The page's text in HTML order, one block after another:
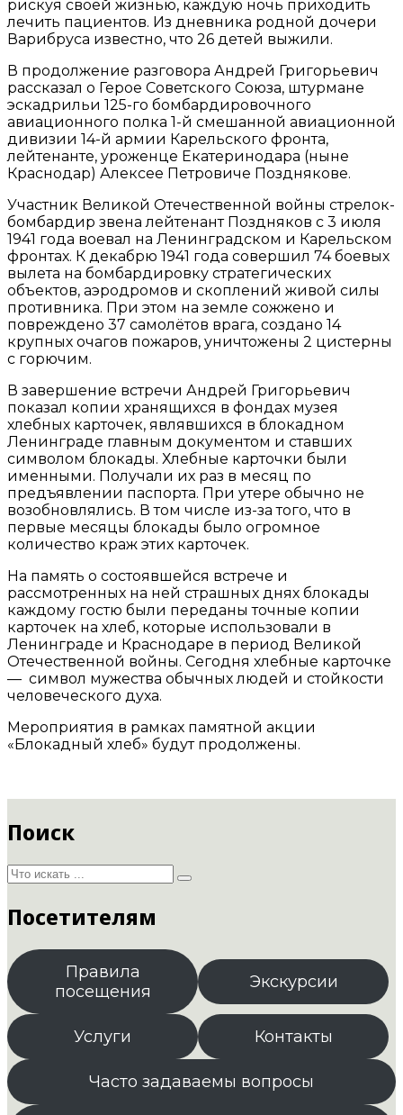
рискуя своей жизнью, каждую ночь приходить
лечить пациентов. Из дневника родной дочери
Варибруса известно, что 26 детей выжили.
В продолжение разговора Андрей Григорьевич
рассказал о Герое Советского Союза, штурмане
эскадрильи 125-го бомбардировочного
авиационного полка 1-й смешанной авиационной
дивизии 14-й армии Карельского фронта,
лейтенанте, уроженце Екатеринодара (ныне
Краснодар) Алексее Петровиче Позднякове.
Участник Великой Отечественной войны стрелок-
бомбардир звена лейтенант Поздняков с 3 июля
1941 года воевал на Ленинградском и Карельском
фронтах. К декабрю 1941 года совершил 74 боевых
вылета на бомбардировку стратегических
объектов, аэродромов и скоплений живой силы
противника. При этом на земле сожжено и
повреждено 37 самолётов врага, создано 14
крупных очагов пожаров, уничтожены 2 цистерны
с горючим.
В завершение встречи Андрей Григорьевич
показал копии хранящихся в фондах музея
хлебных карточек, являвшихся в блокадном
Ленинграде главным документом и ставших
символом блокады. Хлебные карточки были
именными. Получали их раз в месяц по
предъявлении паспорта. При утере обычно не
возобновлялись. В том числе из-за того, что в
первые месяцы блокады было огромное
количество краж этих карточек.
На память о состоявшейся встрече и
рассмотренных на ней страшных днях блокады
каждому гостю были переданы точные копии
карточек на хлеб, которые использовали в
Ленинграде и Краснодаре в период Великой
Отечественной войны. Сегодня хлебные карточке
— символ мужества обычных людей и стойкости
человеческого духа.
Мероприятия в рамках памятной акции
«Блокадный хлеб» будут продолжены.
Поиск
Посетителям
Правила
посещения
Экскурсии
Услуги Контакты
Часто задаваемы вопросы